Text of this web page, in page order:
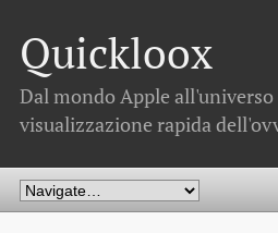
Quickloox
Dal mondo Apple
visualizzazione rapida